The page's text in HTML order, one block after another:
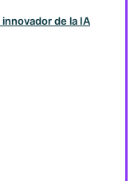
de la IA